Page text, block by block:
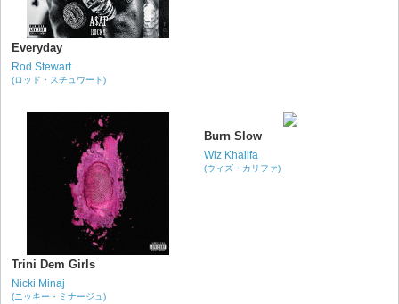
Everyday
Rod Stewart
(ロッド・スチュワート)
Trini Dem Girls
Nicki Minaj
(ニッキー・ミナージュ)
Burn Slow
Wiz Khalifa
(ウィズ・カリファ)